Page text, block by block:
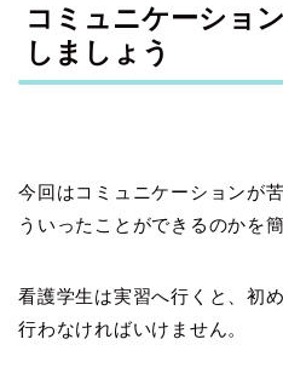
コミュニケーショ
しましょう
今回はコミュニケーションが
ういったことができるのかを
看護学生は実習へ行くと、初
行わなければいけません。